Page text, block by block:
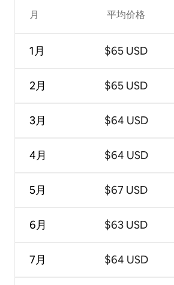
月
1月
2月
3月
4月
5月
6月
7月
平均价格
$65 USD
$65 USD
$64 USD
$64 USD
$67 USD
$63 USD
$64 USD